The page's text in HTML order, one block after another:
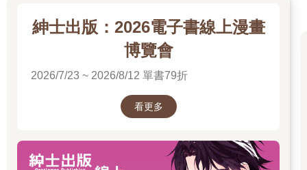
紳士出版：2026電子書線上漫畫
博覽會
2026/7/23 ~ 2026/8/12 單書79折
看更多